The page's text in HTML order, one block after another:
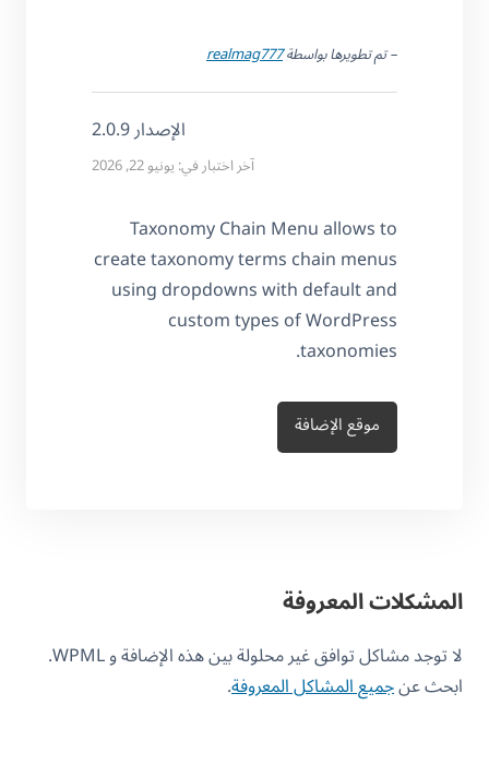
– تم تطويرها بواسطةrealmag777
الإصدار 2.0.9
آخر اختبار في: يونيو 22, 2026
Taxonomy Chain Menu allows to
create taxonomy terms chain menus
using dropdowns with default and
custom types of WordPress
taxonomies.
موقع الإضافة
المشكلات المعروفة
لا توجد مشاكل توافق غير محلولة بين هذه الإضافة و WPML.
ابحث عنجميع المشاكل المعروفة.